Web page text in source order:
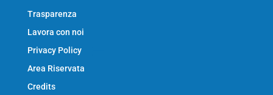
Trasparenza
Lavora con noi
Privacy Policy
Area Riservata
Credits